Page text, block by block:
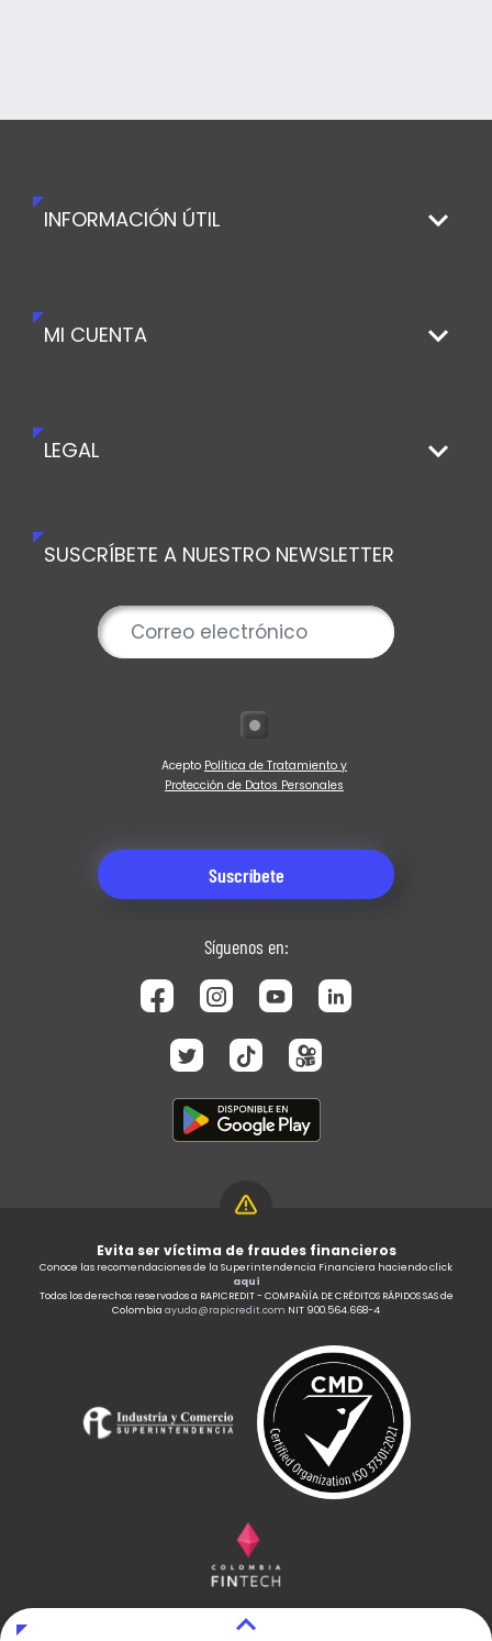
INFORMACIÓN ÚTIL
MI CUENTA
LEGAL
SUSCRÍBETE A NUESTRO NEWSLETTER
Acepto Política de Tratamiento y
Protección de Datos Personales
Síguenos en:
Evita ser víctima de fraudes financieros
Conoce las recomendaciones de la Superintendencia Financiera haciendo click
aquí
Todos los derechos reservados a RAPICREDIT - COMPAÑÍA DE CRÉDITOS RÁPIDOS SAS de
Colombia ayuda@rapicredit.com NIT 900.564.668-4